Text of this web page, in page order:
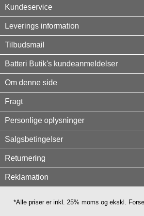
Kundeservice
Leverings information
Tilbudsmail
Batteri Butik's kundeanmeldelser
Om denne side
Fragt
Personlige oplysninger
Salgsbetingelser
Returnering
Reklamation
*Alle priser er inkl. 25% moms og ekskl.